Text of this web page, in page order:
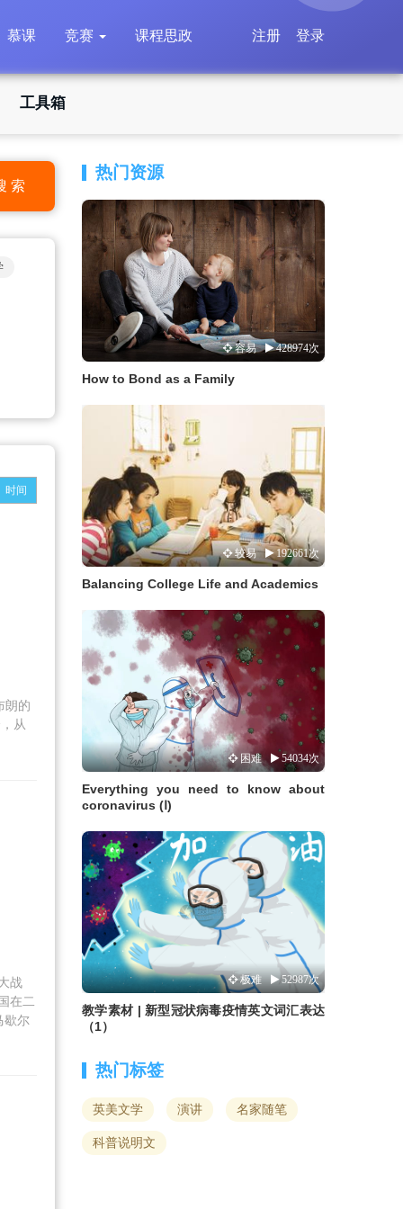
慕课 竞赛 课程思政 登录
注册
工具箱
索
时间
朗的
从
战
在二
歇尔
热门资源
容易 428974次
How to Bond as a Family
较易 192661次
Balancing College Life and Academics
困难 54034次
Everything you need to know about
coronavirus (Ⅰ)
极难 52987次
教学素材 | 新型冠状病毒疫情英文词汇表达
（1）
热门标签
英美文学 演讲 名家随笔
科普说明文